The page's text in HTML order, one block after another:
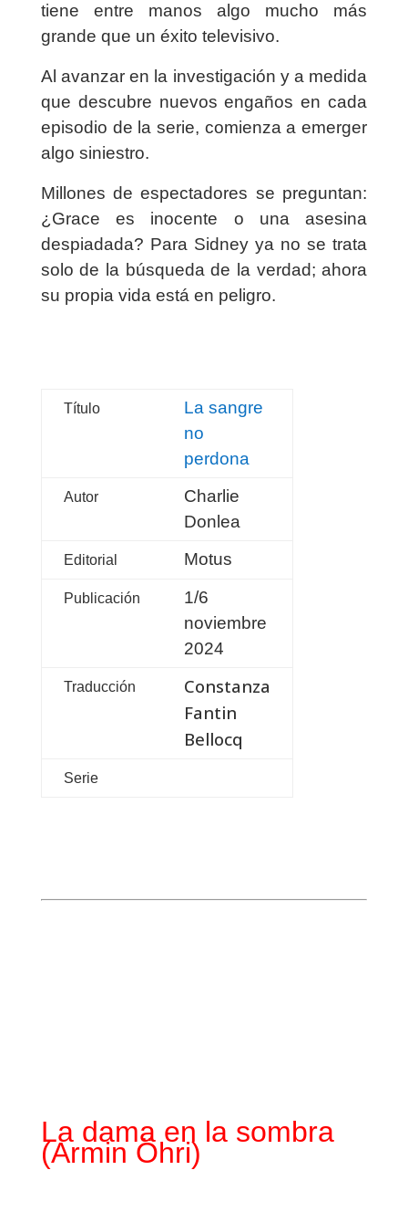
tiene entre manos algo mucho más
grande que un éxito televisivo.
Al avanzar en la investigación y a medida
que descubre nuevos engaños en cada
episodio de la serie, comienza a emerger
algo siniestro.
Millones de espectadores se preguntan:
¿Grace es inocente o una asesina
despiadada? Para Sidney ya no se trata
solo de la búsqueda de la verdad; ahora
su propia vida está en peligro.
Título
La sangre
no
perdona
Autor
Charlie
Donlea
Editorial Motus
Publicación
1/6
noviembre
2024
Traducción
Constanza
Fantin
Bellocq
Serie
La dama en la sombra
(Armin Öhri)